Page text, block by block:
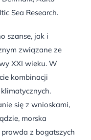
Sea Research.
szanse, jak i
związane ze
XXI wieku. W
kombinacji
się z wnioskami,
morska
z bogatszych